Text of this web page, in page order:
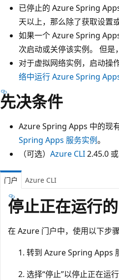
已停止的 Azure Spring
天以上，那么除了获取设置
如果一个 Azure Spring
次启动或关停该实例。 但是
对于虚拟网络实例，启动操
络中运行 Azure Spring
先决条件
Azure Spring Apps 中的现
Spring Apps 服务实例。
（可选） Azure CLI2.45.0 或
门户 Azure CLI
停止正在运行
在 Azure 门户中，使用以下步
转到 Azure Spring Apps
选择“停止”以停止正在运行